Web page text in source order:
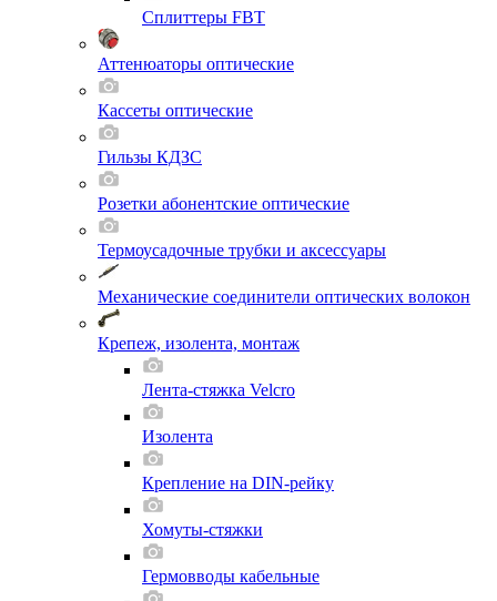
Сплиттеры FBT
Аттенюаторы оптические
Кассеты оптические
Гильзы КДЗС
Розетки абонентские оптические
Термоусадочные трубки и аксессуары
Механические соединители оптических волокон
Крепеж, изолента, монтаж
Лента-стяжка Velcro
Изолента
Крепление на DIN-рейку
Хомуты-стяжки
Гермовводы кабельные